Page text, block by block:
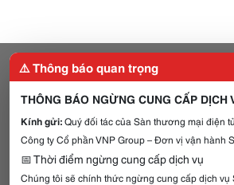
⚠️ Thông báo quan trọng
THÔNG BÁO NGỪNG CUNG CẤP
Kính gửi:Quý đối tác của Sàn thương mại điện
Công ty Cổ phần VNP Group – Đơn vị vận hành
📅 Thời điểm ngừng cung cấp dịch vụ
Chúng tôi sẽ chính thức ngừng cung cấp dịch